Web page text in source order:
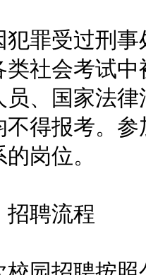
受过刑事
类社会考试
员、国家法
不得报考。
岗位。
聘流程